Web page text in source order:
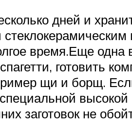
дней и
время.Еще
готовить
щи и борщ.
заготовок не